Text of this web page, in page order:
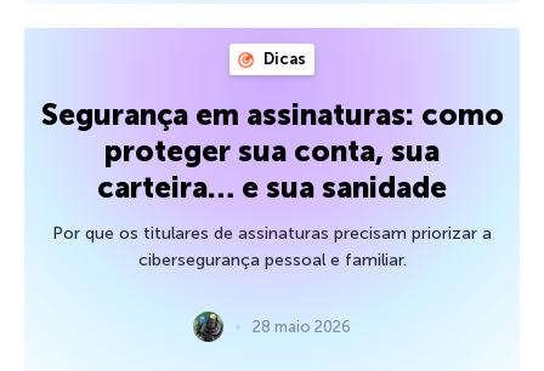
Dicas
Segurança em assinaturas: como
proteger sua conta, sua
carteira… e sua sanidade
Por que os titulares de assinaturas precisam priorizar a
cibersegurança pessoal e familiar.
28 maio 2026